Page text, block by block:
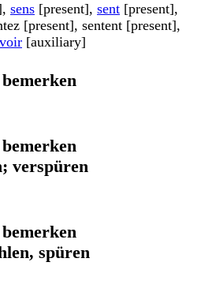
sens [present], sent [present],
[present], sentent [present],
[auxiliary]
verspüren
spüren